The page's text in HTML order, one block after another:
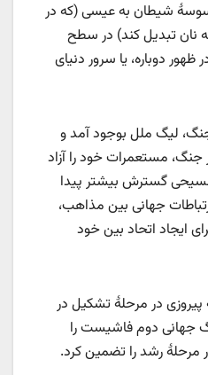
شیطان به عیسی (که در
نان تبدیل کند) در سطح
ظهور دوباره، یا سرور دنیای
لیگ ملل بوجود آمد و
مستعمرات خود را آزاد
مسیحی گسترش بیشتر پیدا
جهانی بین مذاهب،
ایجاد اتحاد بین خود
در مرحلۀ تشکیل در
جهانی دوم فاشیست را
مرحلۀ رشد را تضمین کرد.